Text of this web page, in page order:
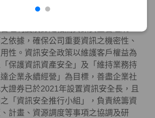
大證券資訊安全管理之最高決策單位，
依據，確保公司重要資訊之機密性、
性。資訊安全政策以維護客戶權益為
保護資訊資產安全」及「維持業務持
企業永續經營」為目標，善盡企業社
證券已於2021年設置資訊安全長，且
「資訊安全推行小組」，負責統籌資
計畫、資源調度等事項之協調及研